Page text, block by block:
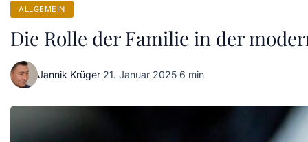
ALLGEMEIN
Die Rolle der Familie in der
Jannik Krüger·21. Januar 2025·6 min